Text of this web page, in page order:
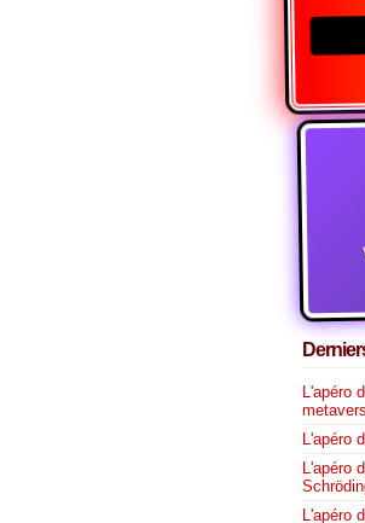
L'apéro
L'apéro
L'apéro
L'apéro